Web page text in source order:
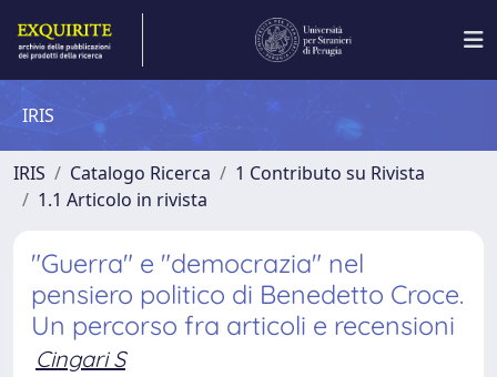
IRIS
IRIS Catalogo Ricerca
1 Contributo su Rivista
1.1 Articolo in rivista
"Guerra" e "democrazia" nel
pensiero politico di Benedetto Croce.
Un percorso fra articoli e recensioni
Cingari S